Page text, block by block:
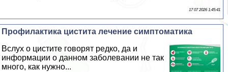
17 07 2026 1:45:41
Профилактика цистита лечение симптоматика
Вслух о цистите говорят редко, да и
информации о данном заболевании не так
много, как нужно...